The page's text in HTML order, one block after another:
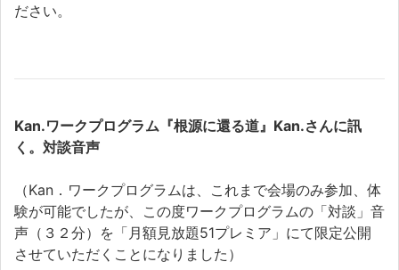
ださい。
Kan.ワークプログラム『根源に還る道』Kan.さんに訊
く。対談音声
（Kan．ワークプログラムは、これまで会場のみ参加、体
験が可能でしたが、この度ワークプログラムの「対談」音
声（３２分）を「月額見放題51プレミア」にて限定公開
させていただくことになりました）